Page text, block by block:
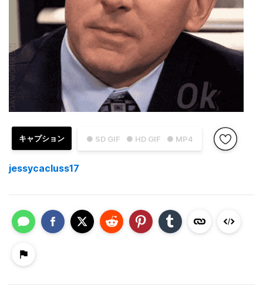
● SD GIF ● HD GIF ● MP4
キャプション
jessycacluss17